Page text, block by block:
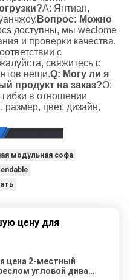
А: Янтиан,
Вопрос: Можно
доступны, мы weclome
и проверки качества.
с
свяжитесь с
вещи.Q: Могу ли я
продукт на заказ?О:
в отношении
цвет, дизайн,
модульная софа
цену для
цена 2-местный
угловой диван